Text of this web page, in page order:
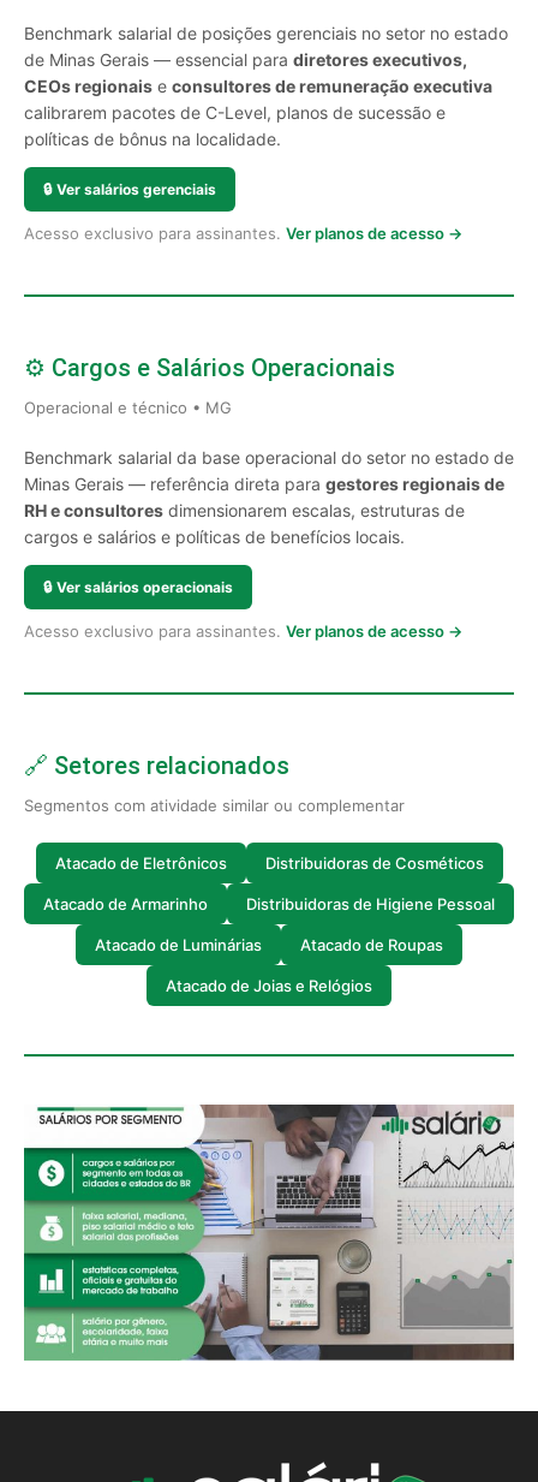
Benchmark salarial de posições gerenciais no setor no estado
de Minas Gerais — essencial para diretores executivos,
CEOs regionais e consultores de remuneração executiva
calibrarem pacotes de C-Level, planos de sucessão e
políticas de bônus na localidade.
🔒 Ver salários gerenciais
Acesso exclusivo para assinantes. Ver planos de acesso →
⚙️ Cargos e Salários Operacionais
Operacional e técnico • MG
Benchmark salarial da base operacional do setor no estado de
Minas Gerais — referência direta para gestores regionais de
RH e consultores dimensionarem escalas, estruturas de
cargos e salários e políticas de benefícios locais.
🔒 Ver salários operacionais
Acesso exclusivo para assinantes. Ver planos de acesso →
🔗 Setores relacionados
Segmentos com atividade similar ou complementar
Atacado de Eletrônicos Distribuidoras de Cosméticos
Atacado de Armarinho Distribuidoras de Higiene Pessoal
Atacado de Luminárias Atacado de Roupas
Atacado de Joias e Relógios